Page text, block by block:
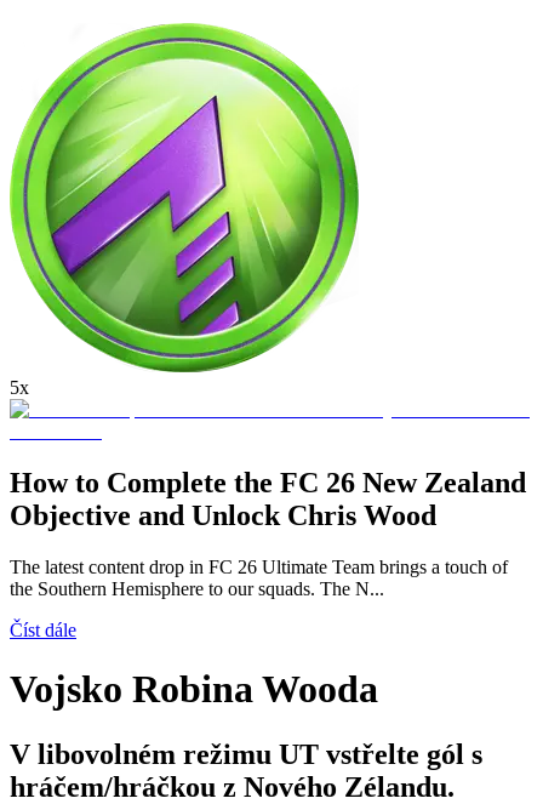
5x
How to Complete the FC 26 New Zealand
Objective and Unlock Chris Wood
The latest content drop in FC 26 Ultimate Team brings a touch of
the Southern Hemisphere to our squads. The N...
Číst dále
Vojsko Robina Wooda
V libovolném režimu UT vstřelte gól s
hráčem/hráčkou z Nového Zélandu.